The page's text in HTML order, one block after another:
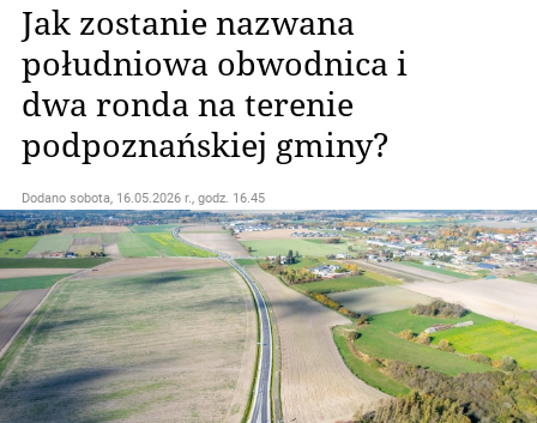
Jak zostanie nazwana
południowa obwodnica i
dwa ronda na terenie
podpoznańskiej gminy?
Dodano sobota, 16.05.2026 r., godz. 16.45